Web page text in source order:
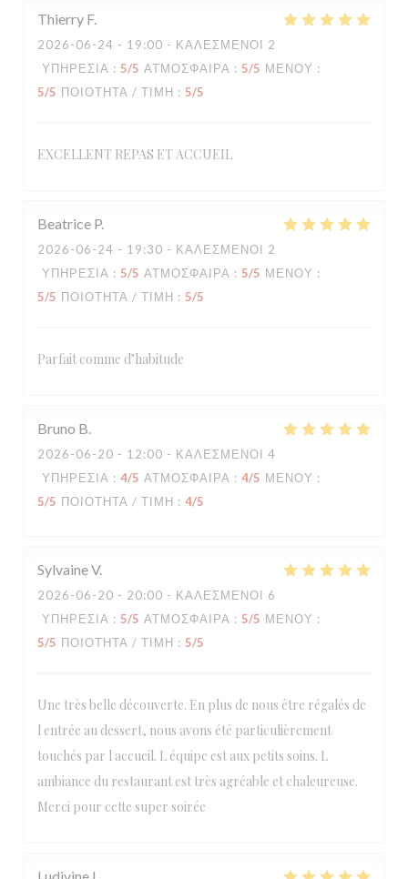
Thierry F
2026-06-24 - 19:00 - ΚΑΛΕΣΜΈΝΟΙ 2
ΥΠΗΡΕΣΊΑ : 5/5 ΑΤΜΌΣΦΑΙΡΑ : 5/5 ΜΕΝΟΎ :
5/5 ΠΟΙΌΤΗΤΑ / ΤΙΜΉ : 5/5
EXCELLENT REPAS ET ACCUEIL
Beatrice P
2026-06-24 - 19:30 - ΚΑΛΕΣΜΈΝΟΙ 2
ΥΠΗΡΕΣΊΑ : 5/5 ΑΤΜΌΣΦΑΙΡΑ : 5/5 ΜΕΝΟΎ :
5/5 ΠΟΙΌΤΗΤΑ / ΤΙΜΉ : 5/5
Parfait comme d’habitude
Bruno B
2026-06-20 - 12:00 - ΚΑΛΕΣΜΈΝΟΙ 4
ΥΠΗΡΕΣΊΑ : 4/5 ΑΤΜΌΣΦΑΙΡΑ : 4/5 ΜΕΝΟΎ :
5/5 ΠΟΙΌΤΗΤΑ / ΤΙΜΉ : 4/5
SylvaineV
2026-06-20 - 20:00 - ΚΑΛΕΣΜΈΝΟΙ 6
ΥΠΗΡΕΣΊΑ : 5/5 ΑΤΜΌΣΦΑΙΡΑ : 5/5 ΜΕΝΟΎ :
5/5 ΠΟΙΌΤΗΤΑ / ΤΙΜΉ : 5/5
Une très belle découverte. En plus de nous être régalés de
l entrée au dessert, nous avons été particulièrement
touchés par l accueil. L équipe est aux petits soins. L
ambiance du restaurant est très agréable et chaleureuse.
Merci pour cette super soirée